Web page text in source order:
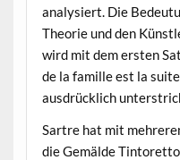
analysiert. Die
Theorie und den
wird mit dem ersten
de la famille est la
ausdrücklich
Sartre hat mit
die Gemälde